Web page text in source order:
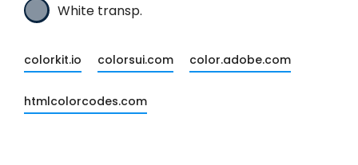
White transp.
colorkit.io colorsui.com color.adobe.com
htmlcolorcodes.com